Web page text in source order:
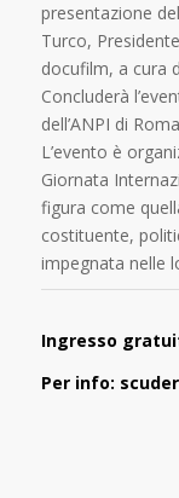
presentazione
Turco,
docufilm, a cura
Concluderà
dell’ANPI di
L’evento è
Giornata
figura come
costituente,
impegnata nelle
Ingresso
Per info: